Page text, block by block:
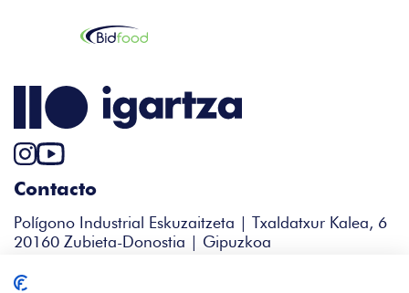
Contacto
Polígono Industrial Eskuzaitzeta | Txaldatxur Kalea, 6
20160 Zubieta-Donostia | Gipuzkoa
+34 943 344 338